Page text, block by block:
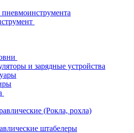
пневмоинструмента
и зарядные устройства
(Рокла, рохла)
штабелеры